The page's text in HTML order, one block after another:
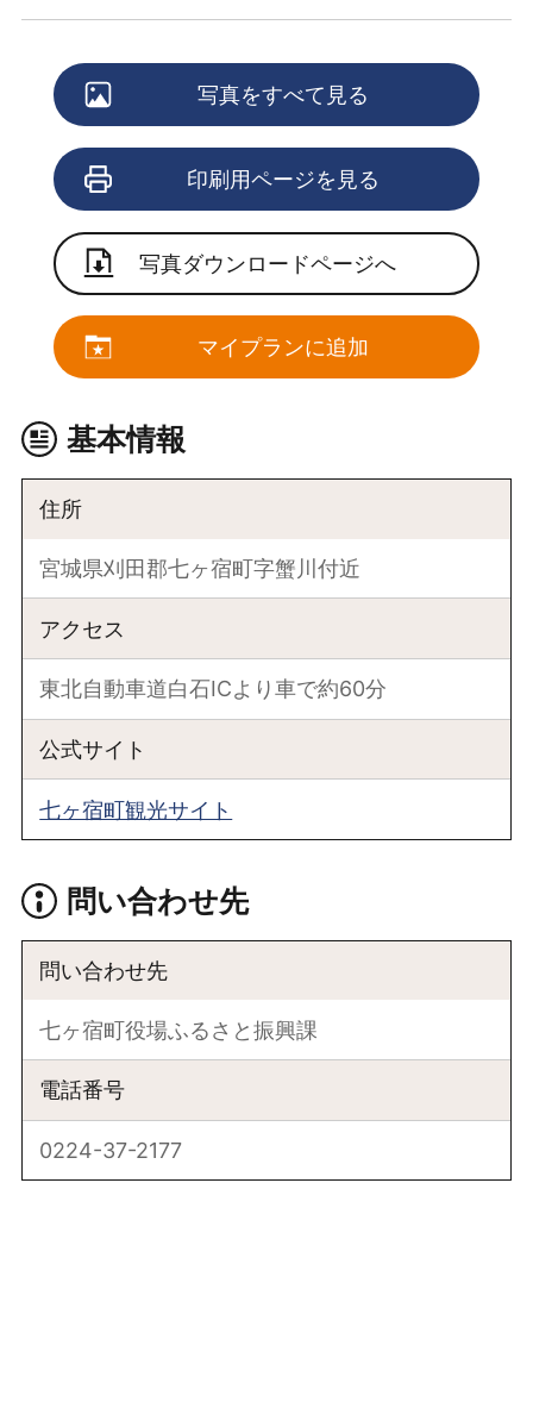
写真をすべて見る
印刷用ページを見る
写真ダウンロードページへ
マイプランに追加
基本情報
住所
宮城県刈田郡七ヶ宿町字蟹川付近
アクセス
東北自動車道白石ICより車で約60分
公式サイト
七ヶ宿町観光サイト
問い合わせ先
問い合わせ先
七ヶ宿町役場ふるさと振興課
電話番号
0224-37-2177